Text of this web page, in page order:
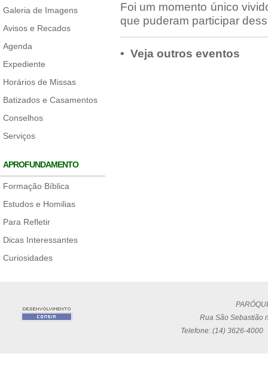
Galeria de Imagens
Avisos e Recados
Agenda
Expediente
Horários de Missas
Batizados e Casamentos
Conselhos
Serviços
APROFUNDAMENTO
Formação Bíblica
Estudos e Homilias
Para Refletir
Dicas Interessantes
Curiosidades
Foi um momento único
que puderam participar
• Veja outros eventos
Rua São Sebastião
Telefone: (14) 3626-